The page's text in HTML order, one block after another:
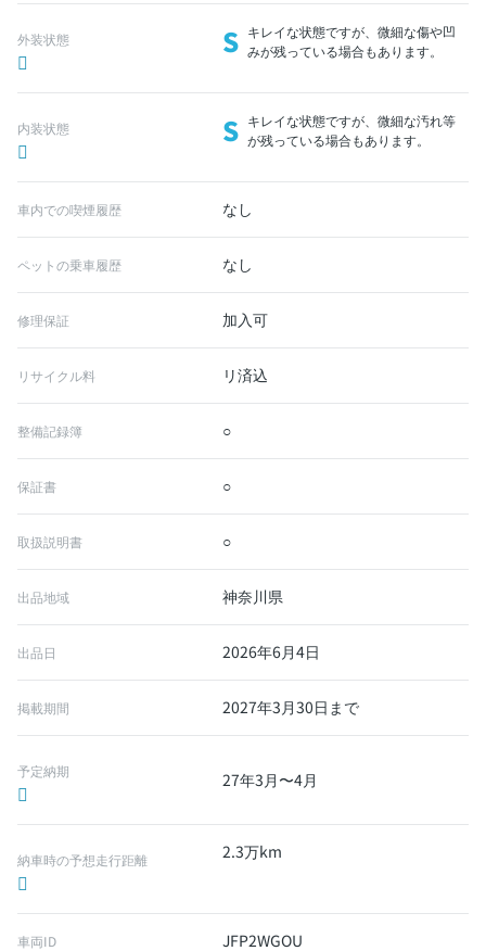
外装状態 S キレイな状態ですが、微細な傷や凹
みが残っている場合もあります。
内装状態 S キレイな状態ですが、微細な汚れ等
が残っている場合もあります。
車内での喫煙履歴 なし
ペットの乗車履歴 なし
修理保証 加入可
リサイクル料 リ済込
整備記録簿 ○
保証書 ○
取扱説明書 ○
出品地域 神奈川県
出品日 2026年6月4日
掲載期間 2027年3月30日まで
予定納期 27年3月〜4月
納車時の予想走行距離 2.3万km
車両ID JFP2WGOU